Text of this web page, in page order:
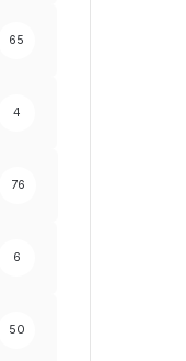
65
4
76
6
50